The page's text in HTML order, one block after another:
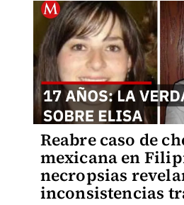
Reabre caso de
mexicana en
necropsias
inconsistencias